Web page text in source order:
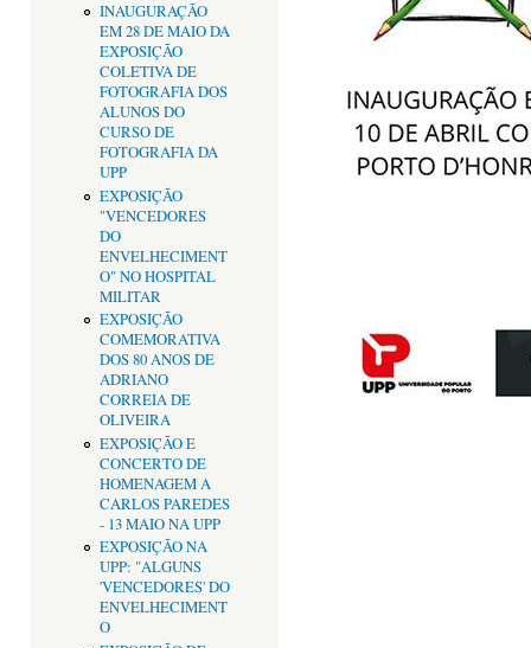
INAUGURAÇÃO
EM 28 DE MAIO DA
EXPOSIÇÃO
COLETIVA DE
FOTOGRAFIA DOS
ALUNOS DO
CURSO DE
FOTOGRAFIA DA
UPP
EXPOSIÇÃO
"VENCEDORES
DO
ENVELHECIMENT
O" NO HOSPITAL
MILITAR
EXPOSIÇÃO
COMEMORATIVA
DOS 80 ANOS DE
ADRIANO
CORREIA DE
OLIVEIRA
EXPOSIÇÃO E
CONCERTO DE
HOMENAGEM A
CARLOS PAREDES
- 13 MAIO NA UPP
EXPOSIÇÃO NA
UPP: "ALGUNS
'VENCEDORES' DO
ENVELHECIMENT
O